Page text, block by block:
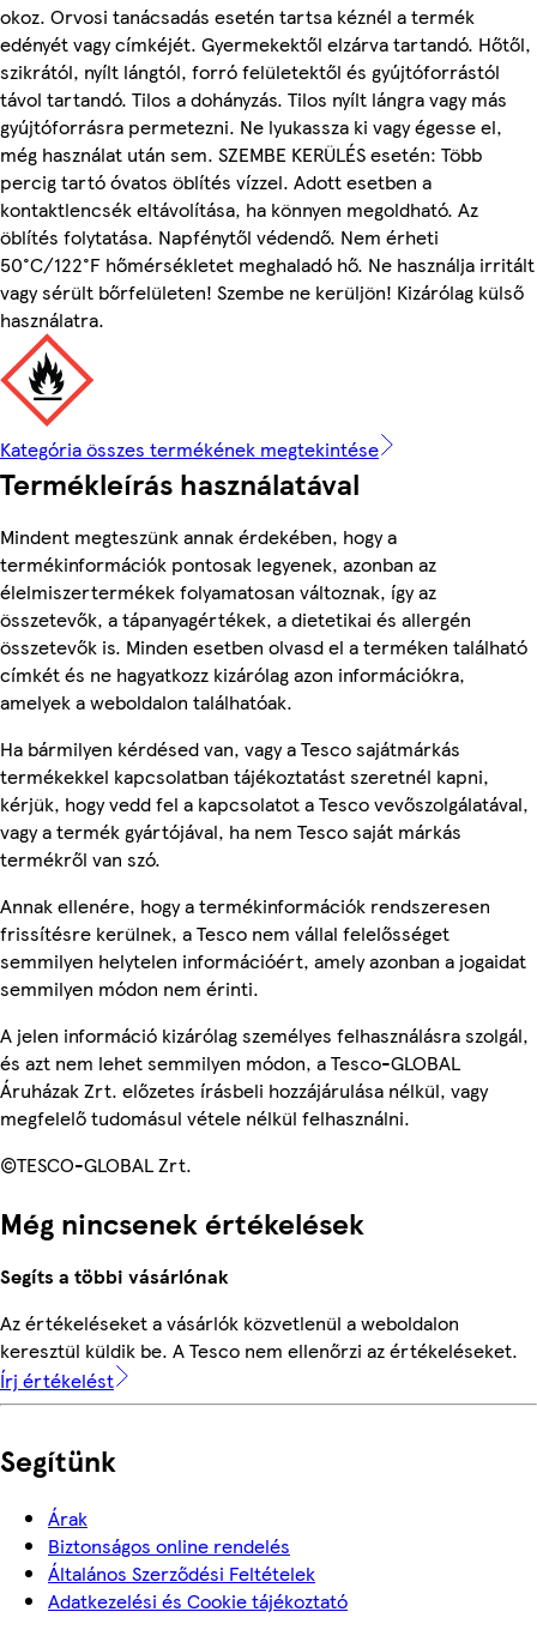
okoz. Orvosi tanácsadás esetén tartsa kéznél a termék
edényét vagy címkéjét. Gyermekektől elzárva tartandó. Hőtől,
szikrától, nyílt lángtól, forró felületektől és gyújtóforrástól
távol tartandó. Tilos a dohányzás. Tilos nyílt lángra vagy más
gyújtóforrásra permetezni. Ne lyukassza ki vagy égesse el,
még használat után sem. SZEMBE KERÜLÉS esetén: Több
percig tartó óvatos öblítés vízzel. Adott esetben a
kontaktlencsék eltávolítása, ha könnyen megoldható. Az
öblítés folytatása. Napfénytől védendő. Nem érheti
50°C/122°F hőmérsékletet meghaladó hő. Ne használja irritált
vagy sérült bőrfelületen! Szembe ne kerüljön! Kizárólag külső
használatra.
Kategória összes termékének megtekintése
Termékleírás használatával
Mindent megteszünk annak érdekében, hogy a
termékinformációk pontosak legyenek, azonban az
élelmiszertermékek folyamatosan változnak, így az
összetevők, a tápanyagértékek, a dietetikai és allergén
összetevők is. Minden esetben olvasd el a terméken található
címkét és ne hagyatkozz kizárólag azon információkra,
amelyek a weboldalon találhatóak.
Ha bármilyen kérdésed van, vagy a Tesco sajátmárkás
termékekkel kapcsolatban tájékoztatást szeretnél kapni,
kérjük, hogy vedd fel a kapcsolatot a Tesco vevőszolgálatával,
vagy a termék gyártójával, ha nem Tesco saját márkás
termékről van szó.
Annak ellenére, hogy a termékinformációk rendszeresen
frissítésre kerülnek, a Tesco nem vállal felelősséget
semmilyen helytelen információért, amely azonban a jogaidat
semmilyen módon nem érinti.
A jelen információ kizárólag személyes felhasználásra szolgál,
és azt nem lehet semmilyen módon, a Tesco-GLOBAL
Áruházak Zrt. előzetes írásbeli hozzájárulása nélkül, vagy
megfelelő tudomásul vétele nélkül felhasználni.
©TESCO-GLOBAL Zrt.
Még nincsenek értékelések
Segíts a többi vásárlónak
Az értékeléseket a vásárlók közvetlenül a weboldalon
keresztül küldik be. A Tesco nem ellenőrzi az értékeléseket.
Írj értékelést
Segítünk
Árak
Biztonságos online rendelés
Általános Szerződési Feltételek
Adatkezelési és Cookie tájékoztató